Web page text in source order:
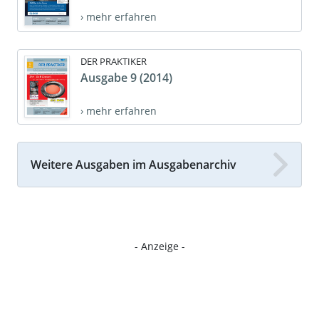
› mehr erfahren
DER PRAKTIKER
Ausgabe 9 (2014)
› mehr erfahren
Weitere Ausgaben im Ausgabenarchiv
- Anzeige -